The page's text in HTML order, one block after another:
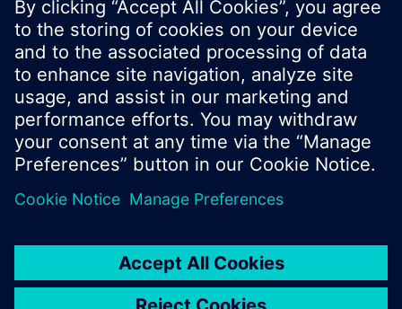
© Siemens AB, Building Technologies Division,
CPS - 2017
Produktportfölj och priser kan variera mellan
Användarvillkor